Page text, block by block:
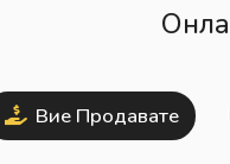
Вие Продавате